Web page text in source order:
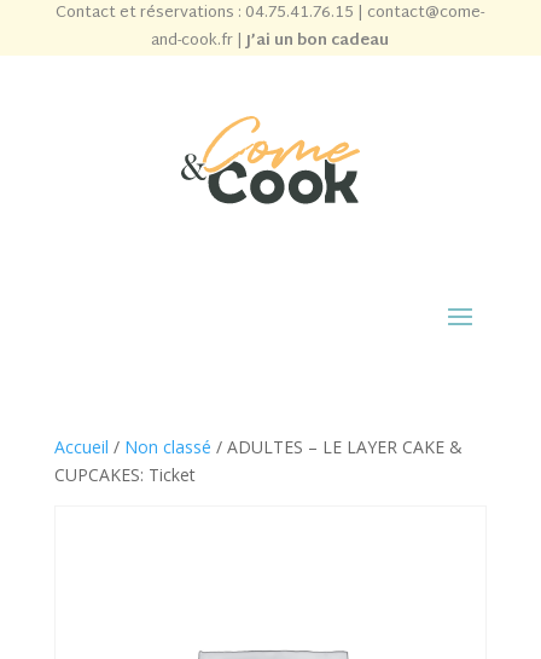
Contact et réservations : 04.75.41.76.15 | contact@come-
and-cook.fr|J’ai un bon cadeau
Accueil / Non classé / ADULTES – LE LAYER CAKE &
CUPCAKES: Ticket